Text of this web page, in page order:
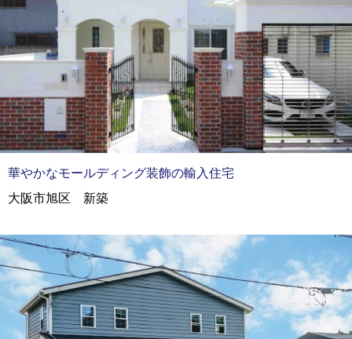
華やかなモールディング装飾の輸入住宅
大阪市旭区 新築